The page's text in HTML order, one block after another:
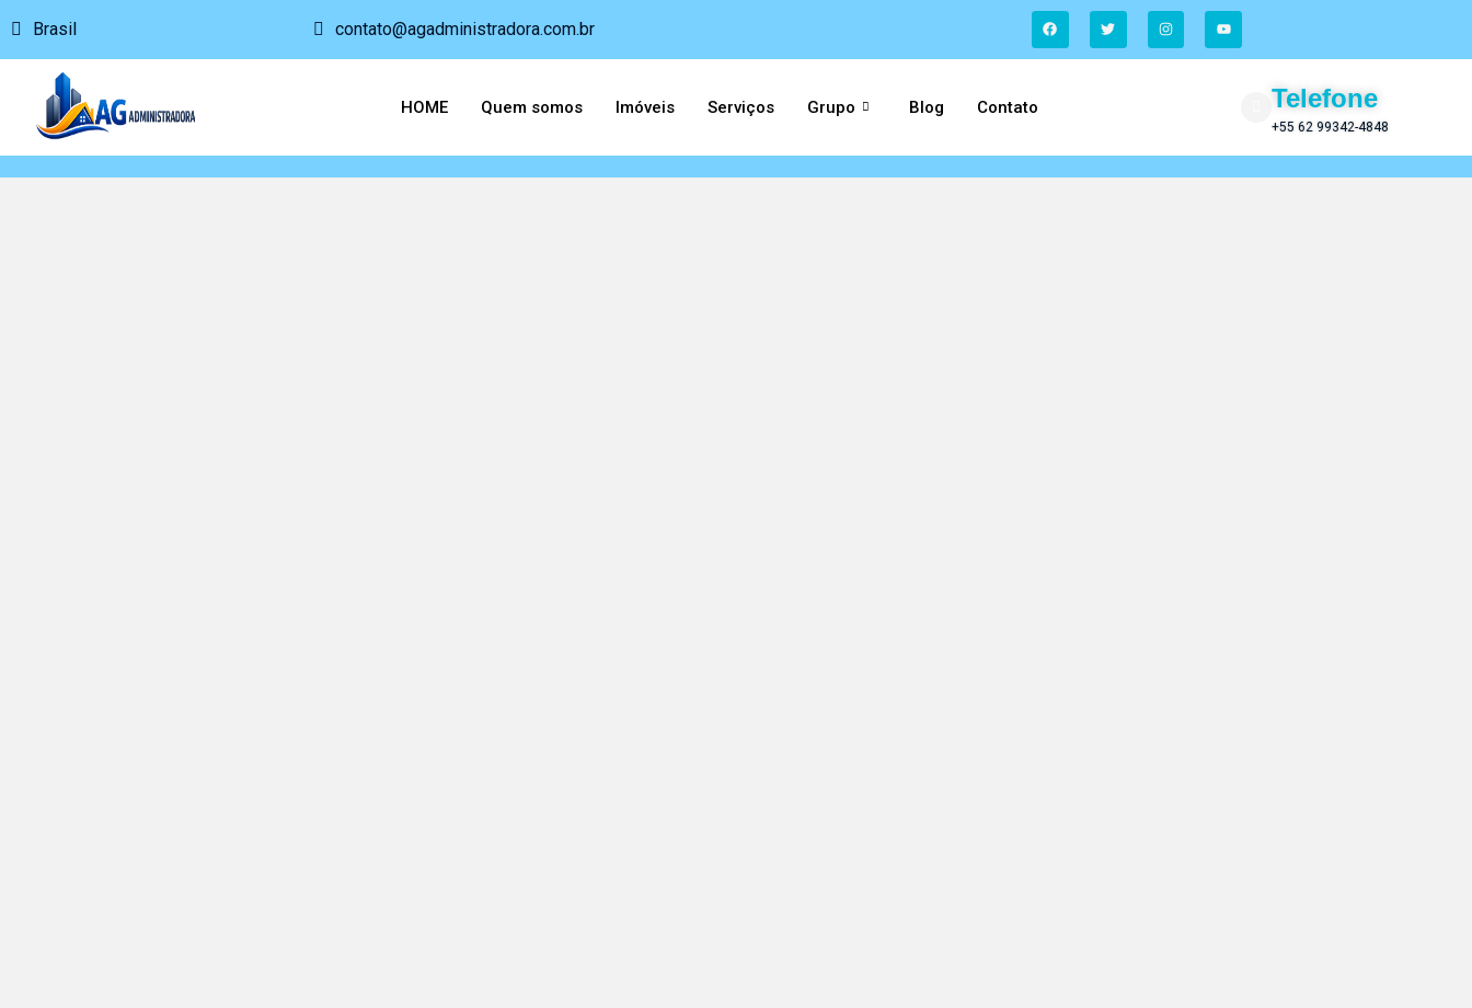
Brasil contato@agadministradora.com.br
HOME Quem somos Imóveis Serviços Grupo Blog Contato Telefone
+55 62 99342-4848